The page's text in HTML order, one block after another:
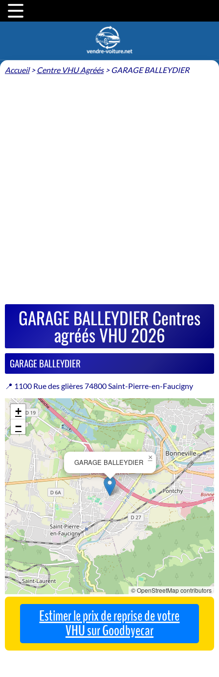
Accueil> Centre VHU Agréés> GARAGE BALLEYDIER
GARAGE BALLEYDIER Centres
agréés VHU 2026
GARAGE BALLEYDIER
📍 1100 Rue des glières 74800 Saint-Pierre-en-Faucigny
GARAGE BALLEYDIER
×
+
−
© OpenStreetMap contributors
Estimer le prix de reprise de votre
VHU sur Goodbyecar